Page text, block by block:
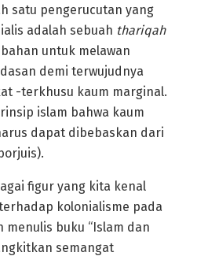
satu pengerucutan yang
adalah sebuah thariqah
untuk melawan
demi terwujudnya
-terkhusu kaum marginal.
islam bahwa kaum
dapat dibebaskan dari
figur yang kita kenal
kolonialisme pada
buku “Islam dan
semangat